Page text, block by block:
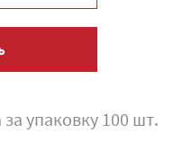
упаковку 100 шт.